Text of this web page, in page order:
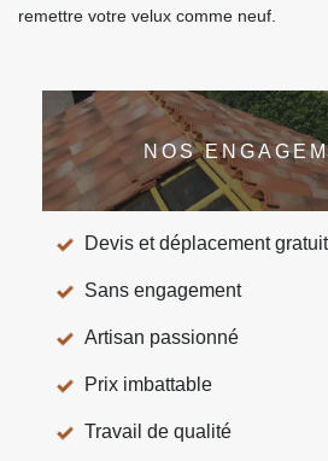
remettre votre velux comme neuf.
NOS
Devis et déplacement
Sans engagement
Artisan passionné
Prix imbattable
Travail de qualité